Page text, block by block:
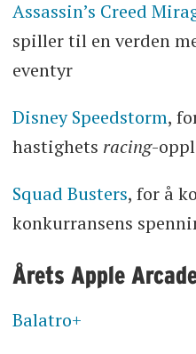
Assassin’s Creed
spiller til en verden
eventyr
Disney Speedstorm,
hastighets racing-
Squad Busters, for å
konkurransens
Årets Apple
Balatro+